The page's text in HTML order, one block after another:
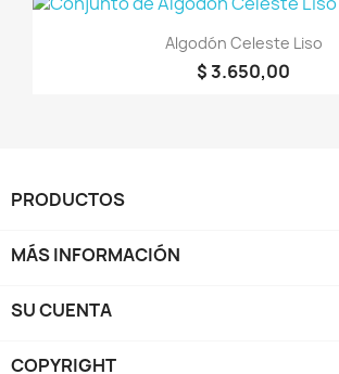
Algodón Celeste Liso
$ 3.650,00
PRODUCTOS
MÁS INFORMACIÓN
SU CUENTA
COPYRIGHT